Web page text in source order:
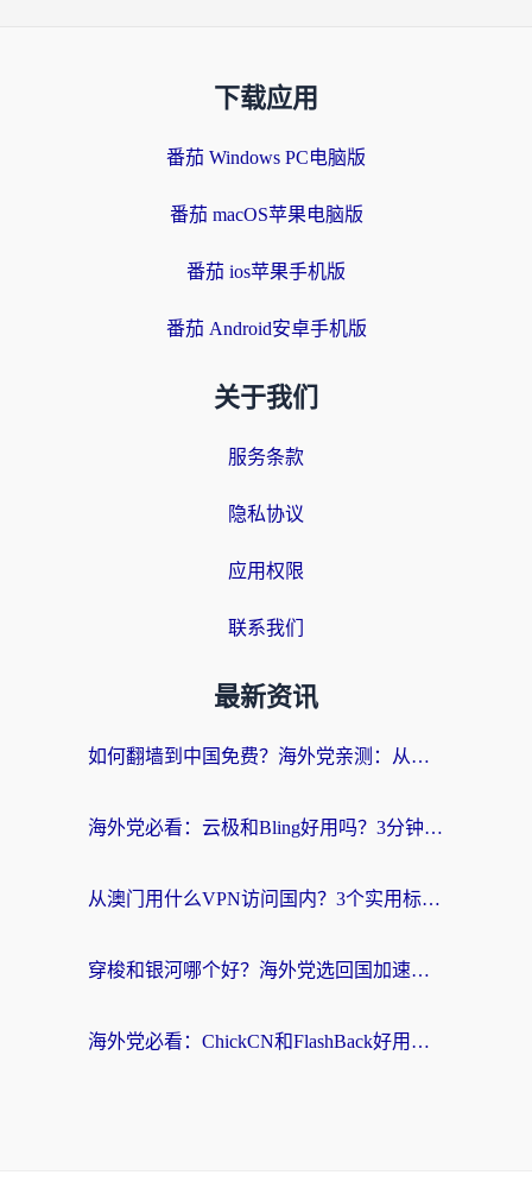
下载应用
番茄 Windows PC电脑版
番茄 macOS苹果电脑版
番茄 ios苹果手机版
番茄 Android安卓手机版
关于我们
服务条款
隐私协议
应用权限
联系我们
最新资讯
如何翻墙到中国免费？海外党亲测：从踩坑到选对加速器的全攻略
海外党必看：云极和Bling好用吗？3分钟教你选对回国加速器
从澳门用什么VPN访问国内？3个实用标准帮你避开坑，无缝刷剧听歌
穿梭和银河哪个好？海外党选回国加速器的避坑指南，附番茄加速器实测体验
海外党必看：ChickCN和FlashBack好用吗？3招教你选对回国加速器（附云极、HomeCN、斧牛vs艾果对比）